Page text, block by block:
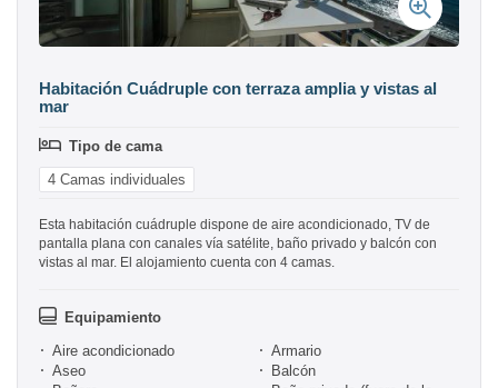
Habitación Cuádruple con terraza amplia y vistas al
mar
Tipo de cama
4 Camas individuales
Esta habitación cuádruple dispone de aire acondicionado, TV de
pantalla plana con canales vía satélite, baño privado y balcón con
vistas al mar. El alojamiento cuenta con 4 camas.
Equipamiento
Aire acondicionado
Armario
Aseo
Balcón